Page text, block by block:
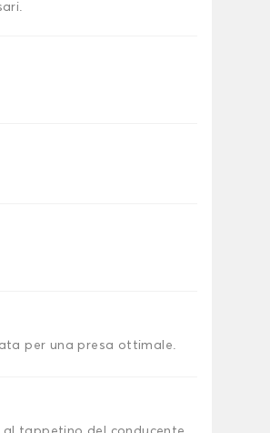
per una presa ottimale.